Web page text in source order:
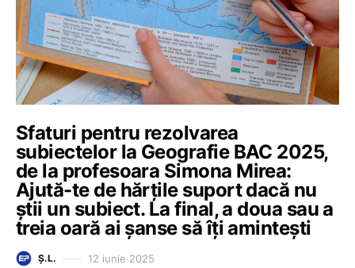
Sfaturi pentru rezolvarea
subiectelor la Geografie BAC 2025,
de la profesoara Simona Mirea:
Ajută-te de hărțile suport dacă nu
știi un subiect. La final, a doua sau a
treia oară ai șanse să îți amintești
Ș.L. 12 iunie 2025